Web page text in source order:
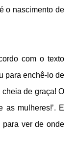
o nascimento de
com o texto
para enchê-lo de
cheia de graça! O
as mulheres!’. E
ver de onde